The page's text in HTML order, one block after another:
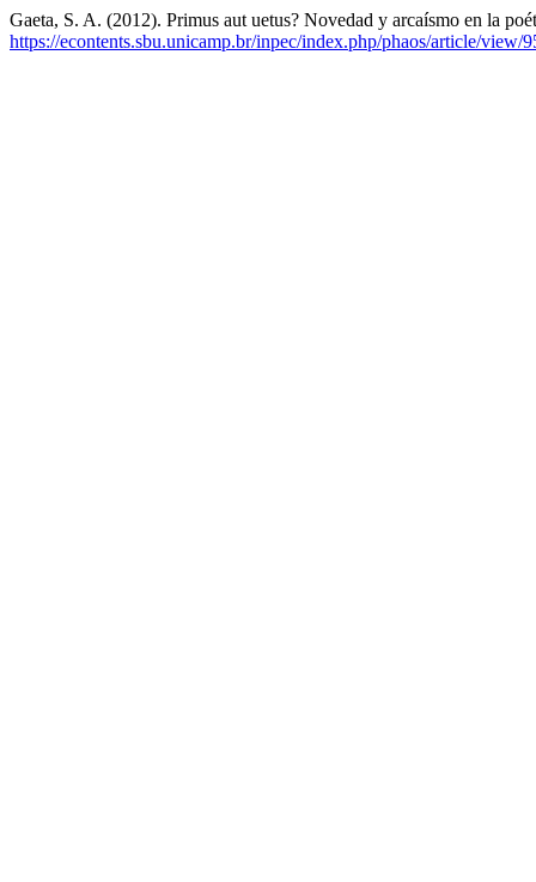
Gaeta, S. A. (2012). Primus aut uetus? Novedad y arcaísmo en la
https://econtents.sbu.unicamp.br/inpec/index.php/phaos/article/view/